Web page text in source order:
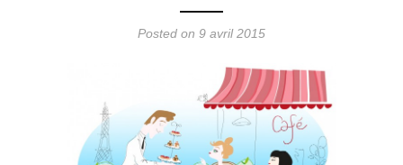
Posted on 9 avril 2015